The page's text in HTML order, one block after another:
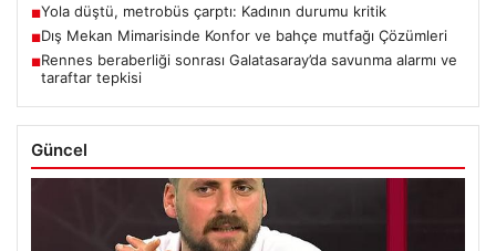
■Yola düştü, metrobüs çarptı: Kadının durumu kritik
■Dış Mekan Mimarisinde Konfor ve bahçe mutfağı Çözümleri
■Rennes beraberliği sonrası Galatasaray’da savunma alarmı ve
taraftar tepkisi
Güncel